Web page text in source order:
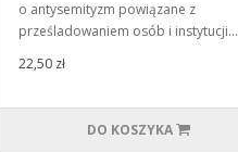
o antysemityzm powiązane z
prześladowaniem osób i instytucji…
22,50 zł
DO KOSZYKA